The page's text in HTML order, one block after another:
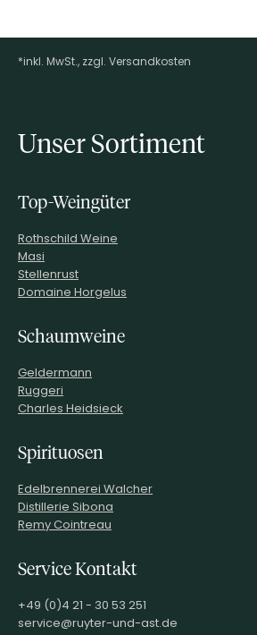
Geschenkgutscheinen ist ausgeschlossen.
Footer-Menü
*inkl. MwSt., zzgl. Versandkosten
Unser Sortiment
Top-Weingüter
Rothschild Weine
Masi
Stellenrust
Domaine Horgelus
Schaumweine
Geldermann
Ruggeri
Charles Heidsieck
Spirituosen
Edelbrennerei Walcher
Distillerie Sibona
Remy Cointreau
Service Kontakt
+49 (0)4 21 - 30 53 251
service@ruyter-und-ast.de